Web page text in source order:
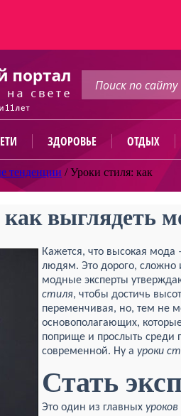
ЗДОРОВЬЕ ОТДЫХ
тенденции /Уроки стиля: как
выглядеть
Кажется, что высокая мода
людям. Это дорого,
модные эксперты
стиля, чтобы достичь
переменчивая, но, тем не
основополагающих,
поприще и прослыть среди
современной. Ну а уроки
Стать
Это один из главных